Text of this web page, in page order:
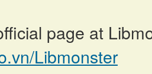
page at
Libmonster